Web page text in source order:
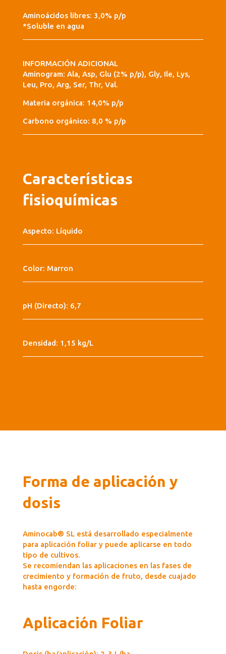
Aminoácidos libres: 3,0% p/p
*Soluble en agua
INFORMACIÓN ADICIONAL
Aminogram: Ala, Asp, Glu (2% p/p), Gly, Ile, Lys,
Leu, Pro, Arg, Ser, Thr, Val.
Materia orgánica: 14,0% p/p
Carbono orgánico: 8,0 % p/p
Características
fisioquímicas
Aspecto: Líquido
Color: Marron
pH (Directo): 6,7
Densidad: 1,15 kg/L
Forma de aplicación y
dosis
Aminocab® SL está desarrollado especialmente
para aplicación foliar y puede aplicarse en todo
tipo de cultivos.
Se recomiendan las aplicaciones en las fases de
crecimiento y formación de fruto, desde cuajado
hasta engorde:
Aplicación Foliar